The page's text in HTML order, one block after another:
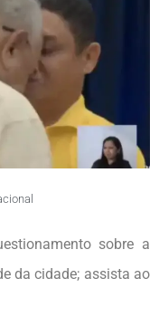
sobre a
da cidade; assista ao